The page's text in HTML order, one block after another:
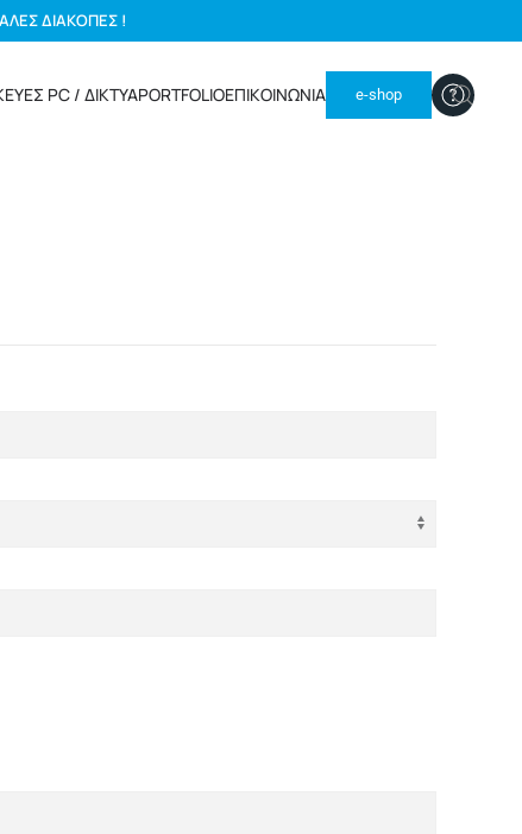
ΔΙΑΚΟΠΕΣ !
PC / ΔΙΚΤΥΑPORTFOLIOΕΠΙΚΟΙΝΩΝΙΑ e-shop